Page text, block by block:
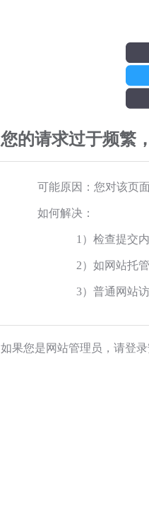
您的请求过于频繁
可能原因：您对该页
如何解决：
1）检查提交
2）如网站托
3）普通网站
如果您是网站管理员，请登